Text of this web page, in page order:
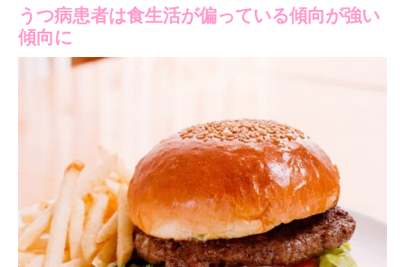
うつ病患者は食生活が偏っている傾向が強い
傾向に